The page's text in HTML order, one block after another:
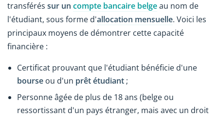
transférés sur un compte bancaire belgeau nom de
l'étudiant, sous forme d'allocation mensuelle. Voici les
principaux moyens de démontrer cette capacité
financière :
Certificat prouvant que l'étudiant bénéficie d'une
bourse ou d'un prêt étudiant ;
Personne âgée de plus de 18 ans (belge ou
ressortissant d'un pays étranger, mais avec un droit